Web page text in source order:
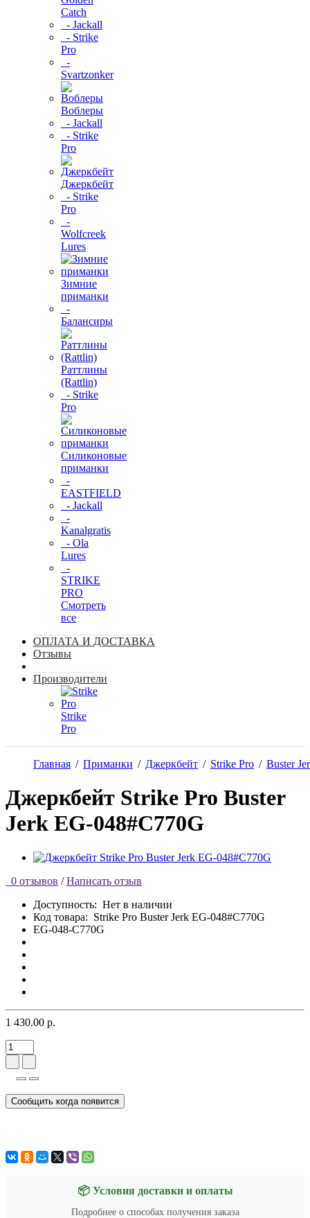
Catch
- Jackall
- Strike
Pro
-
Svartzonker
Воблеры
- Jackall
- Strike
Pro
Джеркбейт
- Strike
Pro
-
Wolfcreek
Lures
Зимние
приманки
-
Балансиры
Раттлины
(Rattlin)
- Strike
Pro
Силиконовые
приманки
-
EASTFIELD
- Jackall
-
Kanalgratis
- Ola
Lures
-
STRIKE
PRO
Смотреть
все
ОПЛАТА И ДОСТАВКА
Отзывы
Производители
Strike
Pro
Главная / Приманки / Джеркбейт / Strike Pro / Buster
Джеркбейт Strike Pro Buster
Jerk EG-048#C770G
0 отзывов / Написать отзыв
Доступность: Нет в наличии
Код товара: Strike Pro Buster Jerk EG-048#C770G
EG-048-C770G
1 430.00 р.
Сообщить когда появится
📦 Условия доставки и оплаты
Подробнее о способах получения заказа